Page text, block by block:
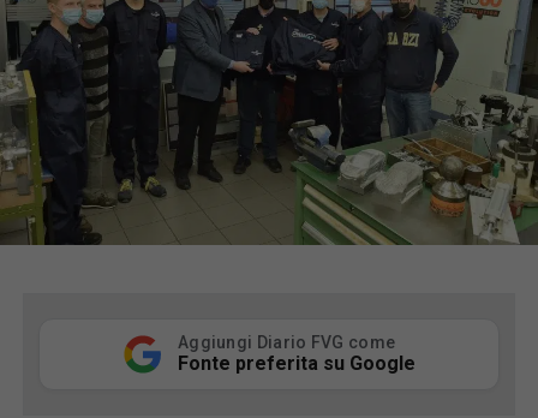
Aggiungi Diario FVG come
Fonte preferita su Google